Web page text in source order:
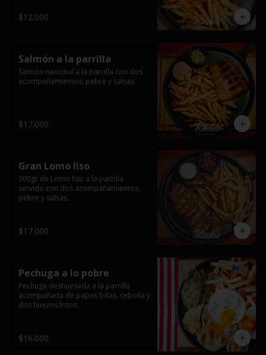
$12.000
Salmón a la parrilla
Salmón nacional a la parrilla con dos
acompañamientos, pebre y salsas.
$17.000
Gran Lomo liso
300gr de Lomo liso a la parrilla
servido con dos acompañamientos,
pebre y salsas.
$17.000
Pechuga a lo pobre
Pechuga deshuesada a la parrilla
acompañada de papas fritas, cebolla y
dos huevos fritos.
$16.000